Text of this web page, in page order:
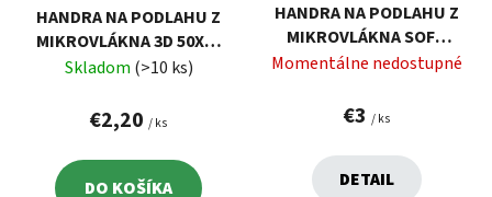
HANDRA NA PODLAHU Z
MIKROVLÁKNA 3D 50X47
CM VELKEA
Skladom (>10 ks)
€2,20 / ks
DO KOŠÍKA
HANDRA NA PODLAHU Z
MIKROVLÁKNA SOFT
FIBRE 60X50 CM VELKEA
Momentálne nedostupné
€3 / ks
DETAIL